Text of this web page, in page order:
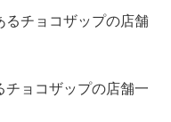
るチョコザップの店舗
チョコザップの店舗一